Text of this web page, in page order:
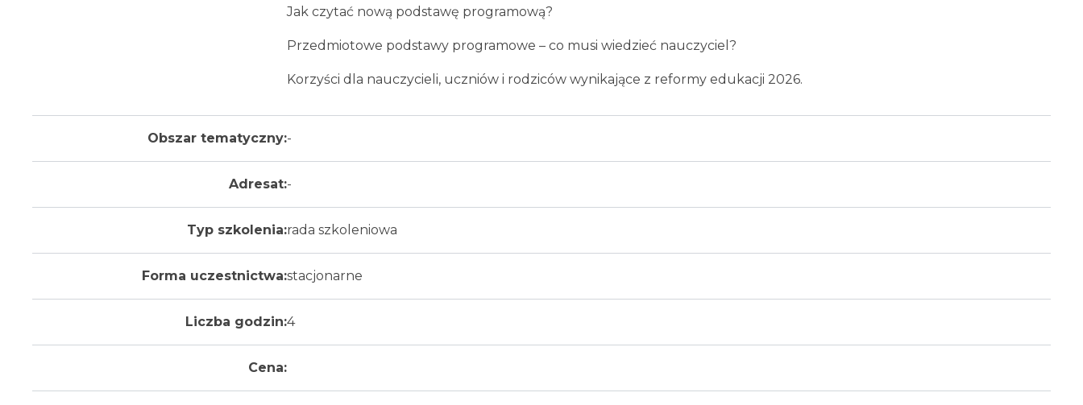
Jak czytać nową podstawę programową?
Przedmiotowe podstawy programowe – co musi wiedzieć nauczyciel?
Korzyści dla nauczycieli, uczniów i rodziców wynikające z reformy edukacji 2026.
Obszar tematyczny:-
Adresat:-
Typ szkolenia:rada szkoleniowa
Forma uczestnictwa:stacjonarne
Liczba godzin:4
Cena: